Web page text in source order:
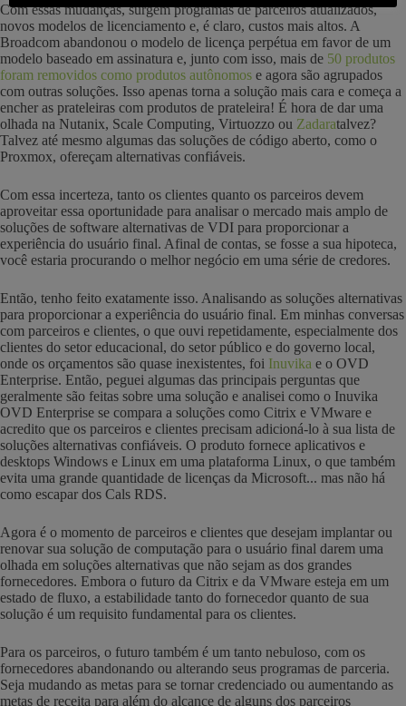
Com essas mudanças, surgem programas de parceiros atualizados,
novos modelos de licenciamento e, é claro, custos mais altos. A
Broadcom abandonou o modelo de licença perpétua em favor de um
modelo baseado em assinatura e, junto com isso, mais de 50 produtos
foram removidos como produtos autônomos e agora são agrupados
com outras soluções. Isso apenas torna a solução mais cara e começa a
encher as prateleiras com produtos de prateleira! É hora de dar uma
olhada na Nutanix, Scale Computing, Virtuozzo ou Zadaratalvez?
Talvez até mesmo algumas das soluções de código aberto, como o
Proxmox, ofereçam alternativas confiáveis.
Com essa incerteza, tanto os clientes quanto os parceiros devem
aproveitar essa oportunidade para analisar o mercado mais amplo de
soluções de software alternativas de VDI para proporcionar a
experiência do usuário final. Afinal de contas, se fosse a sua hipoteca,
você estaria procurando o melhor negócio em uma série de credores.
Então, tenho feito exatamente isso. Analisando as soluções alternativas
para proporcionar a experiência do usuário final. Em minhas conversas
com parceiros e clientes, o que ouvi repetidamente, especialmente dos
clientes do setor educacional, do setor público e do governo local,
onde os orçamentos são quase inexistentes, foi Inuvika e o OVD
Enterprise. Então, peguei algumas das principais perguntas que
geralmente são feitas sobre uma solução e analisei como o Inuvika
OVD Enterprise se compara a soluções como Citrix e VMware e
acredito que os parceiros e clientes precisam adicioná-lo à sua lista de
soluções alternativas confiáveis. O produto fornece aplicativos e
desktops Windows e Linux em uma plataforma Linux, o que também
evita uma grande quantidade de licenças da Microsoft... mas não há
como escapar dos Cals RDS.
Agora é o momento de parceiros e clientes que desejam implantar ou
renovar sua solução de computação para o usuário final darem uma
olhada em soluções alternativas que não sejam as dos grandes
fornecedores. Embora o futuro da Citrix e da VMware esteja em um
estado de fluxo, a estabilidade tanto do fornecedor quanto de sua
solução é um requisito fundamental para os clientes.
Para os parceiros, o futuro também é um tanto nebuloso, com os
fornecedores abandonando ou alterando seus programas de parceria.
Seja mudando as metas para se tornar credenciado ou aumentando as
metas de receita para além do alcance de alguns dos parceiros